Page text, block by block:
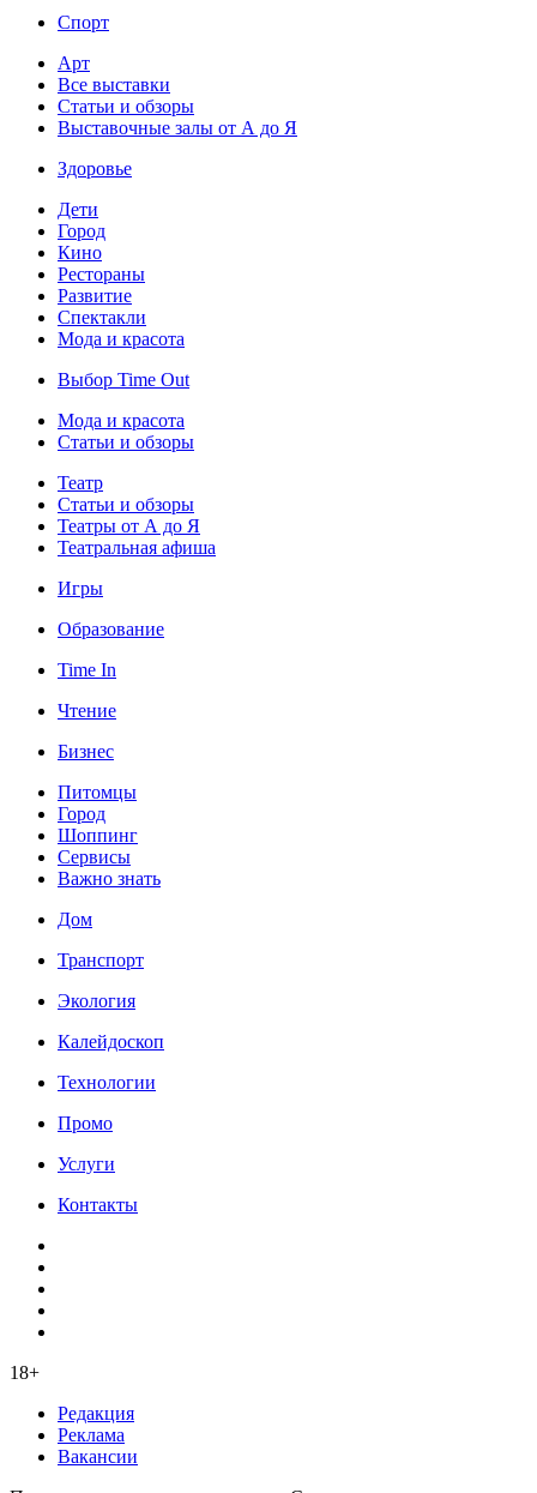
Спорт
Арт
Все выставки
Статьи и обзоры
Выставочные залы от А до Я
Здоровье
Дети
Город
Кино
Рестораны
Развитие
Спектакли
Мода и красота
Выбор Time Out
Мода и красота
Статьи и обзоры
Театр
Статьи и обзоры
Театры от А до Я
Театральная афиша
Игры
Образование
Time In
Чтение
Бизнес
Питомцы
Город
Шоппинг
Сервисы
Важно знать
Дом
Транспорт
Экология
Калейдоскоп
Технологии
Промо
Услуги
Контакты
18+
Редакция
Реклама
Вакансии